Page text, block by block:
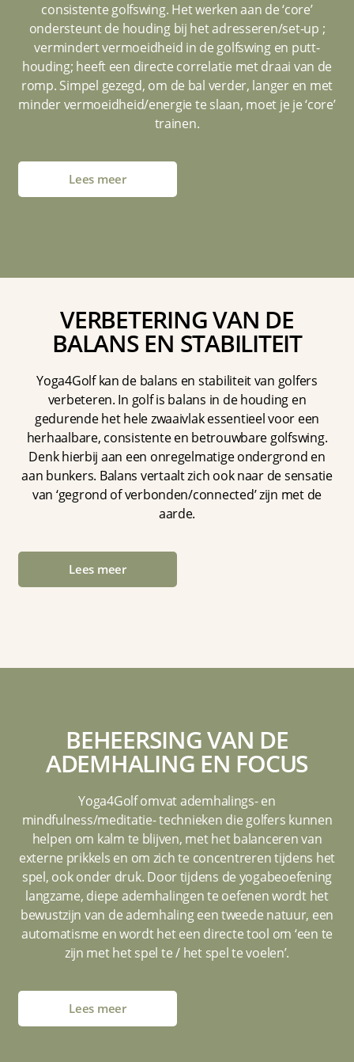
consistente golfswing. Het werken aan de ‘core’
ondersteunt de houding bij het adresseren/set-up ;
vermindert vermoeidheid in de golfswing en putt-
houding; heeft een directe correlatie met draai van de
romp. Simpel gezegd, om de bal verder, langer en met
minder vermoeidheid/energie te slaan, moet je je ‘core’
trainen.
Lees meer
VERBETERING VAN DE
BALANS EN STABILITEIT
Yoga4Golf kan de balans en stabiliteit van golfers
verbeteren. In golf is balans in de houding en
gedurende het hele zwaaivlak essentieel voor een
herhaalbare, consistente en betrouwbare golfswing.
Denk hierbij aan een onregelmatige ondergrond en
aan bunkers. Balans vertaalt zich ook naar de sensatie
van ‘gegrond of verbonden/connected’ zijn met de
aarde.
Lees meer
BEHEERSING VAN DE
ADEMHALING EN FOCUS
Yoga4Golf omvat ademhalings- en
mindfulness/meditatie- technieken die golfers kunnen
helpen om kalm te blijven, met het balanceren van
externe prikkels en om zich te concentreren tijdens het
spel, ook onder druk. Door tijdens de yogabeoefening
langzame, diepe ademhalingen te oefenen wordt het
bewustzijn van de ademhaling een tweede natuur, een
automatisme en wordt het een directe tool om ‘een te
zijn met het spel te / het spel te voelen’.
Lees meer